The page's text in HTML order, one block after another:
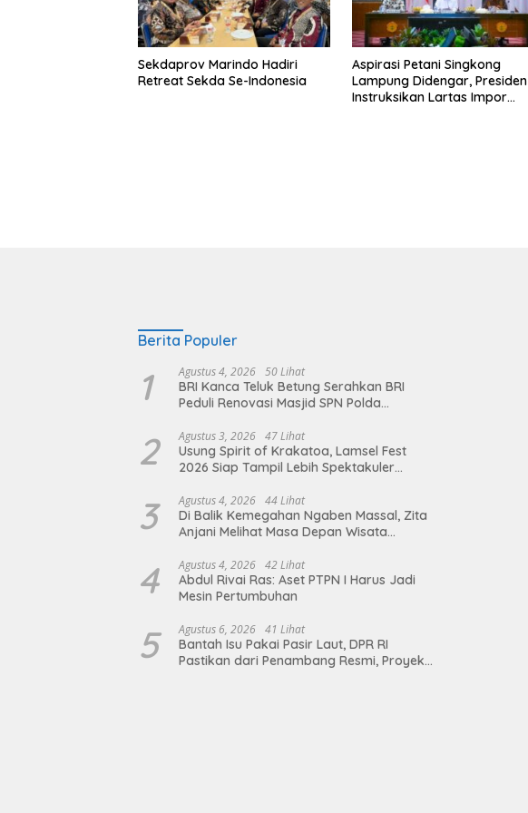
Sekdaprov Marindo Hadiri
Retreat Sekda Se-Indonesia
Aspirasi Petani Singkong
Lampung Didengar, Presiden
Instruksikan Lartas Impor
Berita Populer
1 Agustus 4, 2026 50 Lihat
BRI Kanca Teluk Betung Serahkan BRI
Peduli Renovasi Masjid SPN Polda
terhadap Sarana Ibadah
2 Agustus 3, 2026 47 Lihat
Usung Spirit of Krakatoa, Lamsel Fest
2026 Siap Tampil Lebih Spektakuler
Artis Ibu Kota
3 Agustus 4, 2026 44 Lihat
Di Balik Kemegahan Ngaben Massal, Zita
Anjani Melihat Masa Depan Wisata
4 Agustus 4, 2026 42 Lihat
Abdul Rivai Ras: Aset PTPN I Harus Jadi
Mesin Pertumbuhan
5 Agustus 6, 2026 41 Lihat
Bantah Isu Pakai Pasir Laut, DPR RI
Pastikan dari Penambang Resmi, Proyek